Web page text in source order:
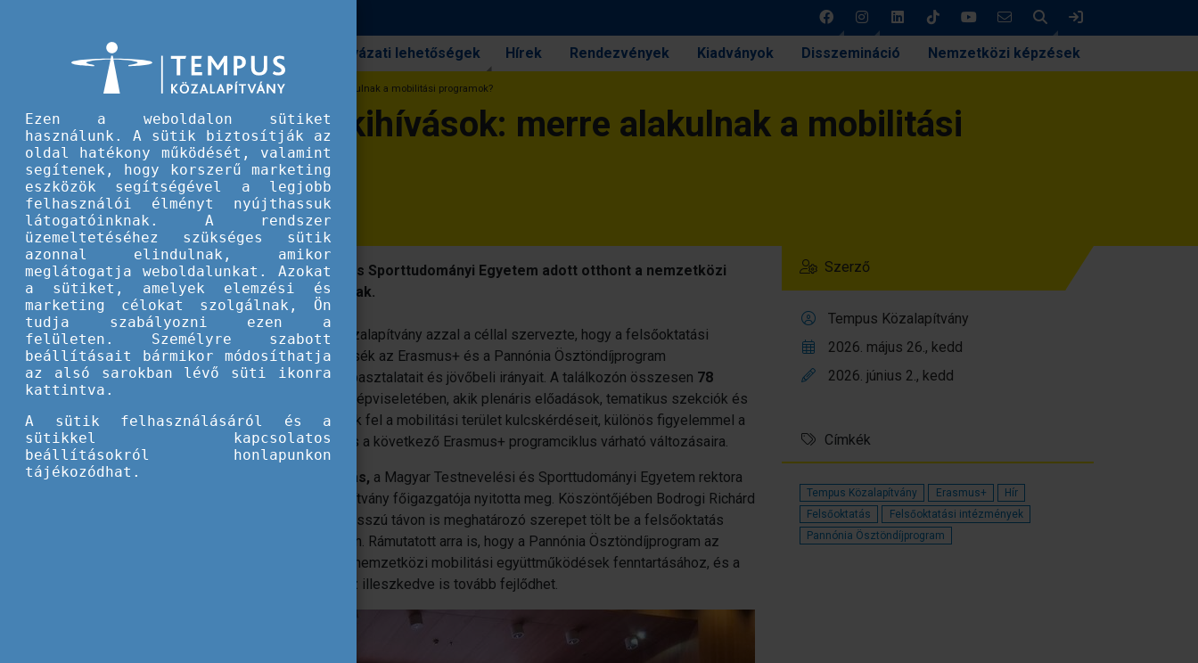
Keresés
Pályázati lehetőségek Hírek Rendezvények Kiadványok Disszemináció Nemzetközi képzések
Erős alapok, új kihívások: merre alakulnak a mobilitási programok?
Erős alapok, új kihívások: merre alakulnak a mobilitási
programok?
Május 20-án a Magyar Testnevelési és Sporttudományi Egyetem adott otthont a nemzetközi
koordinátorok országos találkozójának.
Az egynapos rendezvényt a Tempus Közalapítvány azzal a céllal szervezte, hogy a felsőoktatási
intézményének koordinátoraival áttekintsék az Erasmus+ és a Pannónia Ösztöndíjprogram
megvalósításának aktuális kérdéseit, tapasztalatait és jövőbeli irányait. A találkozón összesen 78
szakember vett részt 49 intézmény
képviseletében, akik plenáris előadások, tematikus szekciók és
interaktív műhelymunkák során dolgozták fel a mobilitási terület kulcskérdéseit, különös figyelemmel a
nemzetköziesítés aktuális kihívásaira és a következő Erasmus+ programciklus várható változásaira.
A rendezvényt prof. dr. Sterbenz Tamás, a Magyar Testnevelési és Sporttudományi Egyetem rektora
, a Tempus Közalapítvány főigazgatója nyitotta meg. Köszöntőjében Bodrogi Richárd
kiemelte, hogy az Erasmus+ stabil és hosszú távon is meghatározó szerepet tölt be a felsőoktatás
nemzetközi kapcsolatainak erősítésében. Rámutatott arra is, hogy a Pannónia Ösztöndíjprogram az
elmúlt időszakban biztos alapot adott a nemzetközi mobilitási együttműködések fenntartásához, és a
jövőben akár az Erasmus+ rendszeréhez illeszkedve is tovább fejlődhet.
Szerző
Tempus Közalapítvány
2026. május 26., kedd
2026. június 2., kedd
Címkék
Tempus Közalapítvány Erasmus+
Hír
Felsőoktatás
Felsőoktatási intézmények
Pannónia Ösztöndíjprogram
Ezen a weboldalon sütiket
használunk. A sütik biztosítják az
oldal hatékony működését, valamint
segítenek, hogy korszerű marketing
eszközök segítségével a legjobb
felhasználói élményt nyújthassuk
látogatóinknak. A rendszer
üzemeltetéséhez szükséges sütik
azonnal elindulnak, amikor
meglátogatja weboldalunkat. Azokat
a sütiket, amelyek elemzési és
marketing célokat szolgálnak, Ön
tudja szabályozni ezen a
felületen. Személyre szabott
beállításait bármikor módosíthatja
az alsó sarokban lévő süti ikonra
kattintva.
A sütik felhasználásáról és a
sütikkel kapcsolatos
beállításokról honlapunkon
tájékozódhat.